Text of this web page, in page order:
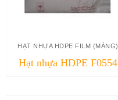
HẠT NHỰA HDPE FILM (MÀNG)
Hạt nhựa HDPE F0554